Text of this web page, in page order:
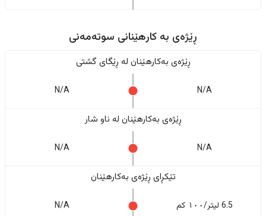
ڕێژەى به کارهێنانی سوتەمەنی
ڕێژەى بەکارهێنان له ڕێگای گشتی
N/A
N/A
ڕێژەى بەکارهێنان له ناو شار
N/A
N/A
تێکڕای ڕێژەى بەکارهێنان
6.5 لیتر/١٠٠ کم N/A